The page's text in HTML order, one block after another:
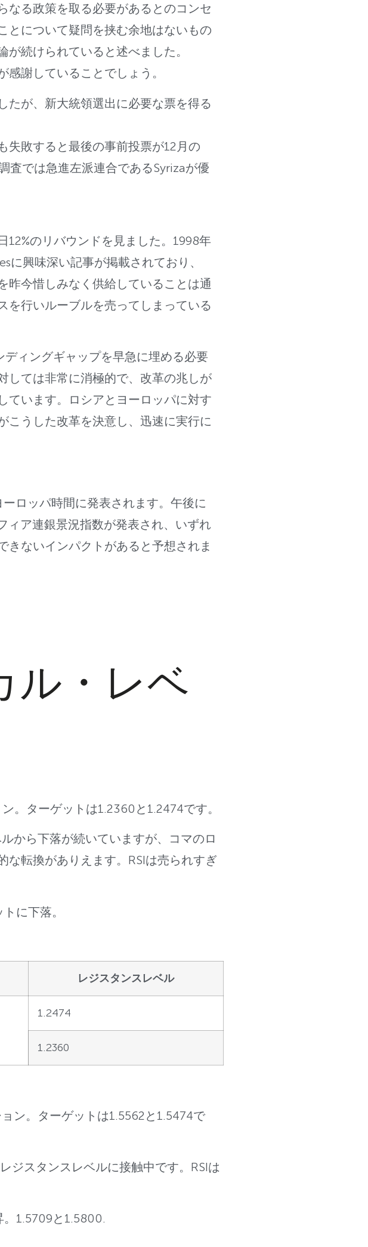
なる政策を取る必要があるとのコンセ
とについて疑問を挟む余地はないもの
続けられていると述べました。
謝していることでしょう。
たが、新大統領選出に必要な票を得る
失敗すると最後の事前投票が12月の
査では急進左派連合であるSyrizaが優
12%のリバウンドを見ました。1998年
に興味深い記事が掲載されており、
昨今惜しみなく供給していることは通
を行いルーブルを売ってしまっている
ィングギャップを早急に埋める必要
しては非常に消極的で、改革の兆しが
ています。ロシアとヨーロッパに対す
こうした改革を決意し、迅速に実行に
ロッパ時間に発表されます。午後に
ィア連銀景況指数が発表され、いずれ
きないインパクトがあると予想されま
ル・レベ
。ターゲットは1.2360と1.2474です。
から下落が続いていますが、コマのロ
な転換がありえます。RSIは売られすぎ
に下落。
レジスタンスレベル
1.2474
1.2360
ン。ターゲットは1.5562と1.5474で
スタンスレベルに接触中です。RSIは
。1.5709と1.5800.